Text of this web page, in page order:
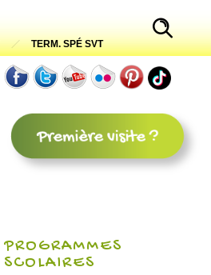
TERM. SPÉ SVT
PROGRAMMES
SCOLAIRES